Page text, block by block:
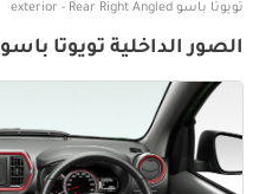
تويوتا باسو exterior - Rear Right Angled
الصور الداخلية تويوتا باسو